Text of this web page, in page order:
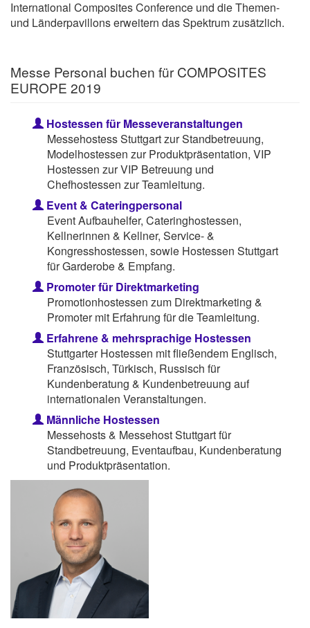
International Composites Conference und die Themen-
und Länderpavillons erweitern das Spektrum zusätzlich.
Messe Personal buchen für COMPOSITES
EUROPE 2019
Hostessen für Messeveranstaltungen
Messehostess Stuttgart zur Standbetreuung,
Modelhostessen zur Produktpräsentation, VIP
Hostessen zur VIP Betreuung und
Chefhostessen zur Teamleitung.
Event & Cateringpersonal
Event Aufbauhelfer, Cateringhostessen,
Kellnerinnen & Kellner, Service- &
Kongresshostessen, sowie Hostessen Stuttgart
für Garderobe & Empfang.
Promoter für Direktmarketing
Promotionhostessen zum Direktmarketing &
Promoter mit Erfahrung für die Teamleitung.
Erfahrene & mehrsprachige Hostessen
Stuttgarter Hostessen mit fließendem Englisch,
Französisch, Türkisch, Russisch für
Kundenberatung & Kundenbetreuung auf
internationalen Veranstaltungen.
Männliche Hostessen
Messehosts & Messehost Stuttgart für
Standbetreuung, Eventaufbau, Kundenberatung
und Produktpräsentation.